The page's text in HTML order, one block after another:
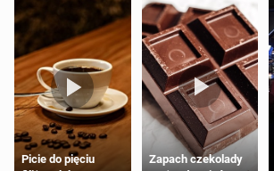
Picie do pięciu
Zapach czekolady